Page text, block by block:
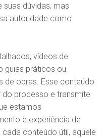
suas dúvidas, mas
autoridade como
vídeos de
guias práticos ou
de obras. Esse conteúdo
processo e transmite
estamos
e experiência de
conteúdo útil, aquele